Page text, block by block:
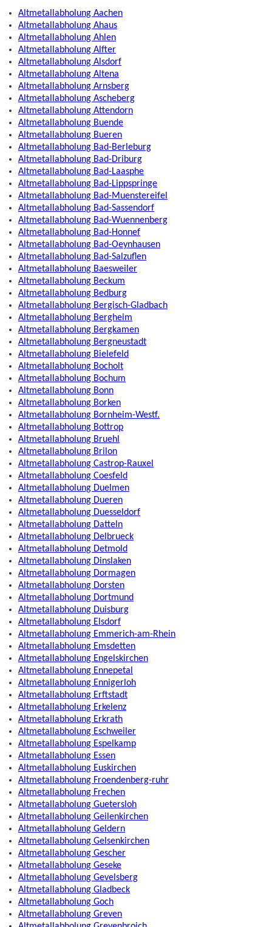
Altmetallabholung Aachen
Altmetallabholung Ahaus
Altmetallabholung Ahlen
Altmetallabholung Alfter
Altmetallabholung Alsdorf
Altmetallabholung Altena
Altmetallabholung Arnsberg
Altmetallabholung Ascheberg
Altmetallabholung Attendorn
Altmetallabholung Buende
Altmetallabholung Bueren
Altmetallabholung Bad-Berleburg
Altmetallabholung Bad-Driburg
Altmetallabholung Bad-Laasphe
Altmetallabholung Bad-Lippspringe
Altmetallabholung Bad-Muenstereifel
Altmetallabholung Bad-Sassendorf
Altmetallabholung Bad-Wuennenberg
Altmetallabholung Bad-Honnef
Altmetallabholung Bad-Oeynhausen
Altmetallabholung Bad-Salzuflen
Altmetallabholung Baesweiler
Altmetallabholung Beckum
Altmetallabholung Bedburg
Altmetallabholung Bergisch-Gladbach
Altmetallabholung Bergheim
Altmetallabholung Bergkamen
Altmetallabholung Bergneustadt
Altmetallabholung Bielefeld
Altmetallabholung Bocholt
Altmetallabholung Bochum
Altmetallabholung Bonn
Altmetallabholung Borken
Altmetallabholung Bornheim-Westf.
Altmetallabholung Bottrop
Altmetallabholung Bruehl
Altmetallabholung Brilon
Altmetallabholung Castrop-Rauxel
Altmetallabholung Coesfeld
Altmetallabholung Duelmen
Altmetallabholung Dueren
Altmetallabholung Duesseldorf
Altmetallabholung Datteln
Altmetallabholung Delbrueck
Altmetallabholung Detmold
Altmetallabholung Dinslaken
Altmetallabholung Dormagen
Altmetallabholung Dorsten
Altmetallabholung Dortmund
Altmetallabholung Duisburg
Altmetallabholung Elsdorf
Altmetallabholung Emmerich-am-Rhein
Altmetallabholung Emsdetten
Altmetallabholung Engelskirchen
Altmetallabholung Ennepetal
Altmetallabholung Ennigerloh
Altmetallabholung Erftstadt
Altmetallabholung Erkelenz
Altmetallabholung Erkrath
Altmetallabholung Eschweiler
Altmetallabholung Espelkamp
Altmetallabholung Essen
Altmetallabholung Euskirchen
Altmetallabholung Froendenberg-ruhr
Altmetallabholung Frechen
Altmetallabholung Guetersloh
Altmetallabholung Geilenkirchen
Altmetallabholung Geldern
Altmetallabholung Gelsenkirchen
Altmetallabholung Gescher
Altmetallabholung Geseke
Altmetallabholung Gevelsberg
Altmetallabholung Gladbeck
Altmetallabholung Goch
Altmetallabholung Greven